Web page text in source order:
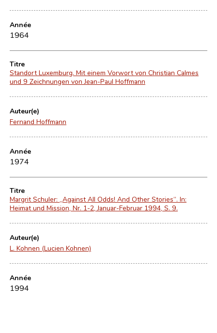
Année
1964
Titre
Standort Luxemburg. Mit einem Vorwort von Christian Calmes
und 9 Zeichnungen von Jean-Paul Hoffmann
Auteur(e)
Fernand Hoffmann
Année
1974
Titre
Margrit Schuler: „Against All Odds! And Other Stories“. In:
Heimat und Mission, Nr. 1-2, Januar-Februar 1994, S. 9.
Auteur(e)
L. Kohnen (Lucien Kohnen)
Année
1994